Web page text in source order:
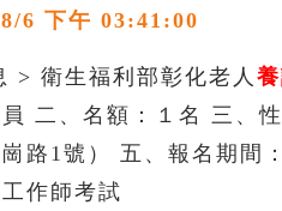
6 下午 03:41:00
> 衛生福利部彰化老人
二、名額：１名 三、
路1號） 五、報名期間
作師考試